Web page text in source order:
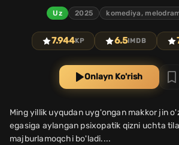
Uz 2025 komediya,
7.944KP 6.5IMDB
Onlayn Ko'rish
Ming yillik uyqudan uyg'ongan makkor jin
egasiga aylangan psixopatik qizni uchta
majburlamoqchi bo'ladi....